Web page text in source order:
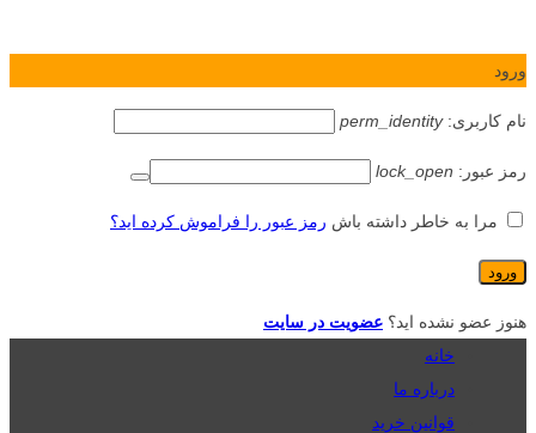
ورود
نام کاربری:perm_identity
رمز عبور: lock_open
مرا به خاطر داشته باش رمز عبور را فراموش کرده اید؟
هنوز عضو نشده اید؟ عضویت در سایت
خانه
درباره ما
قوانین خرید